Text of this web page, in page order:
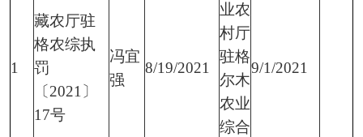
1
藏农厅驻
格农综执
罚
〔2021〕
17号
冯宜
强
8/19/2021
业农
村厅
驻格
尔木
农业
综合
9/1/2021